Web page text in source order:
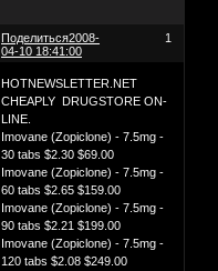
Поделиться 1
2008-
04-10 18:41:00
HOTNEWSLETTER.NET
CHEAPLY DRUGSTORE ON-
LINE.
Imovane (Zopiclone) - 7.5mg -
30 tabs $2.30 $69.00
Imovane (Zopiclone) - 7.5mg -
60 tabs $2.65 $159.00
Imovane (Zopiclone) - 7.5mg -
90 tabs $2.21 $199.00
Imovane (Zopiclone) - 7.5mg -
120 tabs $2.08 $249.00